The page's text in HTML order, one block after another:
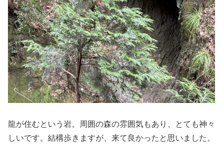
龍が住むという岩。周囲の森の雰囲気もあり、とても神々
しいです。結構歩きますが、来て良かったと思いました。